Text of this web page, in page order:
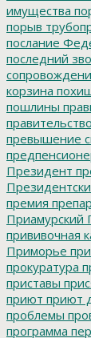
имущества
порыв
послание
последний
корзина
пошлины
превышение
Президент
премия
Приамурский
прививочная
Приморье
прокуратура
приставы
приют приют
проблемы
программа